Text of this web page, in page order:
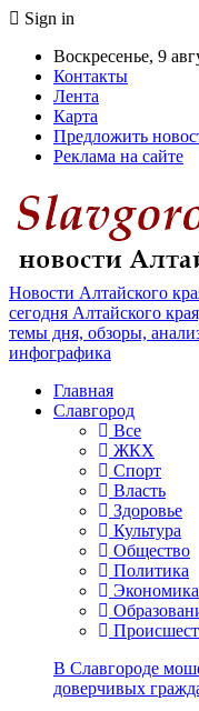
Sign in
Воскресенье, 9
Контакты
Лента
Карта
Предложить
Реклама на сайте
Новости Алтайского
сегодня Алтайского
темы дня, обзоры,
инфографика
Главная
Славгород
Все
ЖКХ
Спорт
Власть
Здоровье
Культура
Общество
Политика
Экономика
В Славгороде
доверчивых